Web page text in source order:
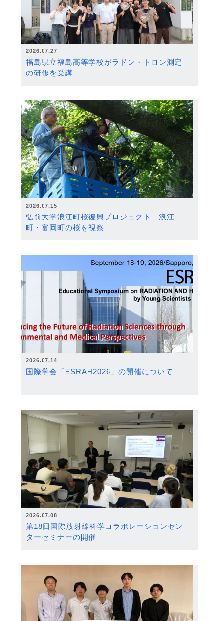
2026.07.27
福島県立福島高等学校がラドン・トロン測定
の研修を受講
2026.07.15
弘前大学浪江町桜復興プロジェクト 浪江
町・富岡町の桜を視察
2026.07.14
国際学会「ESRAH2026」の開催について
2026.07.08
第18回国際放射線科学コラボレーションセン
ターセミナーの開催